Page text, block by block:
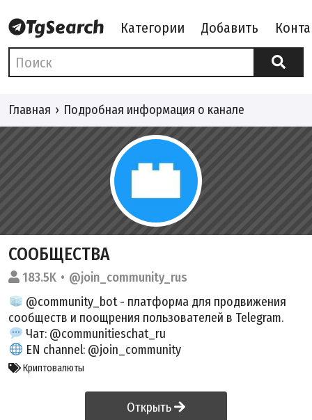
Категории Добавить
Главная Подробная информация о канале
СООБЩЕСТВА
183.5K
@join_community_rus
@community_bot - платформа для продвижения
сообществ и поощрения пользователей в Telegram.
Чат: @communitieschat_ru
EN channel: @join_community
Криптовалюты
Открыть